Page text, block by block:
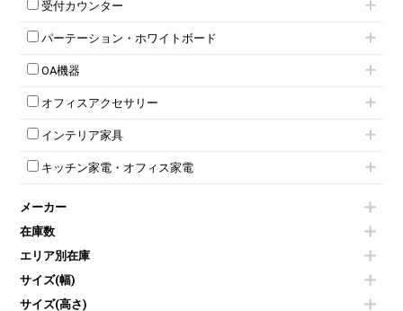
収納家具その他
両開書庫
ラテラル書庫
8人用ロッカー
多人数ロッカー
ダイヤル錠ロッカー
ダイヤル錠ロッカー
ワードローブ・クローゼット
T字脚テーブル
会議テーブルW1200～
会議テーブルW1800～
平行スタックテーブル
会議テーブルその他
折りたたみミーティングチェア
ハイチェア
ミーティングチェアその他
応接ソファ
応接チェア
応接・役員家具その他
受付カウンター
ハイカウンター
ローカウンター
ラウンジカウンター
パーテーション・ホワイトボード
パーテーション
自立タイプパーテーション
パーテーションその他
壁掛けホワイトボード
ホワイトボードその他
OA機器
電話機（ビジネスフォン）
シュレッダー
スクリーン
その他OA機器
オフィスアクセサリー
チェア用台車
演台・講演台・演説台
防音パネル
コートハンガー・ポールハンガー
傘立て
食器棚・キッチンキャビネット
カタログスタンド
オフィスアクセサリーその他
インテリア家具
モールドチェア
ダイニングチェア
カウンターテーブル
センターテーブル・サイドテーブル
ベンチ・スツール
ソファ
シェルフ
キッチン家電・オフィス家電
冷蔵庫・洗濯機
空気清浄機・加湿器
液晶テレビ・モニター類
エアコン
照明機器
メーカー
在庫数
エリア別在庫
サイズ(幅)
サイズ(高さ)